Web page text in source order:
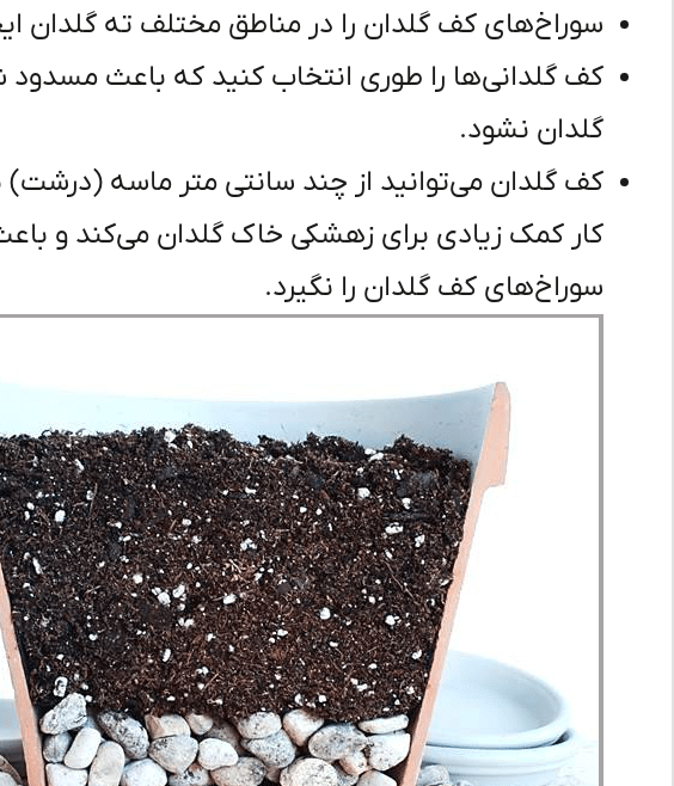
سوراخ‌های کف گلدان را در مناطق مختلف ته گلدان
کف گلدانی‌ها را طوری انتخاب کنید که باعث
گلدان نشود.
کف گلدان می‌توانید از چند سانتی متر ماسه (درشت)
کار کمک زیادی برای زهشکی خاک گلدان می‌کند و
سوراخ‌های کف گلدان را نگیرد.